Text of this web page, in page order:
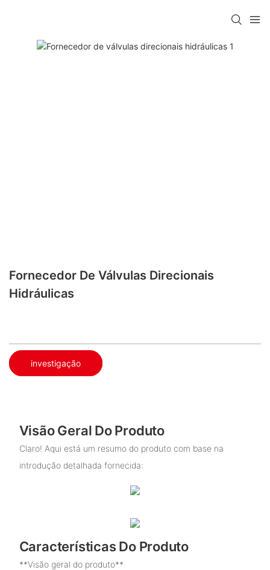
Fornecedor De Válvulas Direcionais
Hidráulicas
investigação
Visão Geral Do Produto
Claro! Aqui está um resumo do produto com base na
introdução detalhada fornecida:
Características Do Produto
**Visão geral do produto**